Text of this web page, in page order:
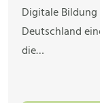
Digitale
Deutschland
die…